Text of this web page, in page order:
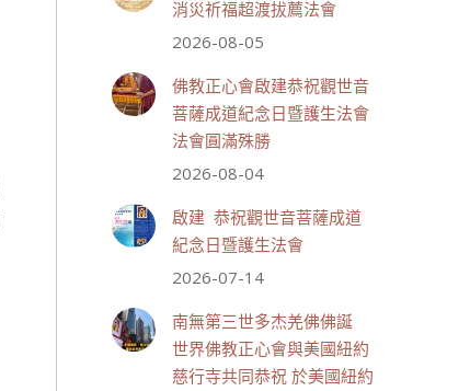
金龜山三寶殿聯合啟建「恭祝...
觀看更多
111 33 則留言
分享
世界佛教正心會
週日（7/19）將於世界佛教正
心會金龜山三寶殿... 觀看更多
消災祈福超渡拔薦法會
2026-08-05
佛教正心會啟建恭祝觀世音
菩薩成道紀念日暨護生法會
法會圓滿殊勝
2026-08-04
啟建 恭祝觀世音菩薩成道
紀念日暨護生法會
2026-07-14
南無第三世多杰羌佛佛誕
世界佛教正心會與美國紐約
慈行寺共同恭祝 於美國紐約